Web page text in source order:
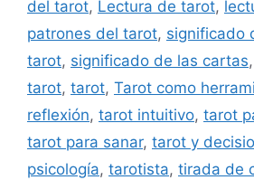
del tarot, Lectura de tarot,
patrones del tarot, significado
tarot, significado de las cartas,
tarot, tarot, Tarot como
reflexión, tarot intuitivo, tarot
tarot para sanar, tarot y
psicología, tarotista, tirada de